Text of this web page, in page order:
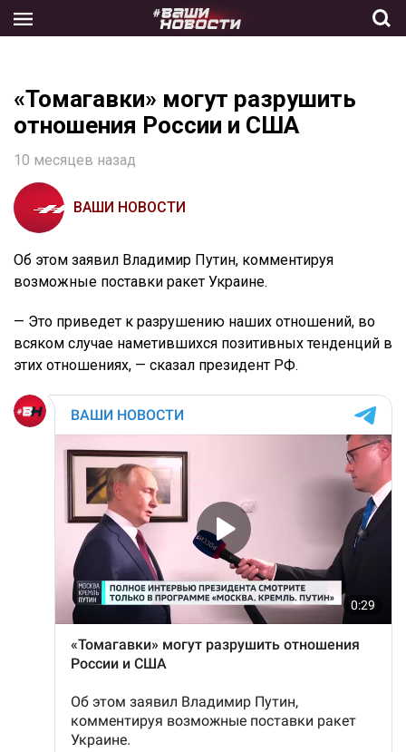
the
«Томагавки» могут разрушить
отношения России и США
10 месяцев назад
ВАШИ НОВОСТИ
Об этом заявил Владимир Путин, комментируя
возможные поставки ракет Украине.
— Это приведет к разрушению наших отношений, во
всяком случае наметившихся позитивных тенденций в
этих отношениях, — сказал президент РФ.